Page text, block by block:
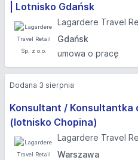
| Lotnisko Gdańsk
Lagardere Travel
Gdańsk
umowa o pracę
Konsultant / Konsultantka
(lotnisko Chopina)
Lagardere Travel
Warszawa
Dodana 3 sierpnia